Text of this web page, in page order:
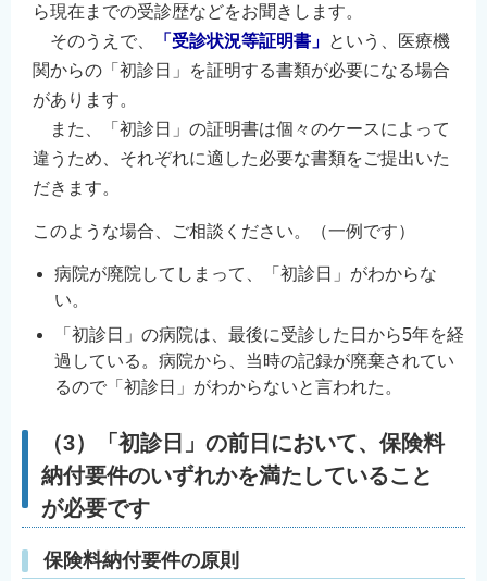
ら現在までの受診歴などをお聞きします。
そのうえで、
「受診状況等証明書」 という、医療機
関からの「初診日」を証明する書類が必要になる場合
があります。
また、「初診日」の証明書は個々のケースによって
違うため、それぞれに適した必要な書類をご提出いた
だきます。
このような場合、ご相談ください。（一例です）
病院が廃院してしまって、「初診日」がわからな
い。
「初診日」の病院は、最後に受診した日から5年を経
過している。病院から、当時の記録が廃棄されてい
るので「初診日」がわからないと言われた。
（3）「初診日」の前日において、保険料
納付要件のいずれかを満たしていること
が必要です
保険料納付要件の原則